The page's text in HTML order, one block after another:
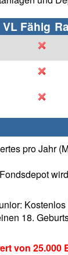
VL Fähig
pro Jahr
18.
von 25.000